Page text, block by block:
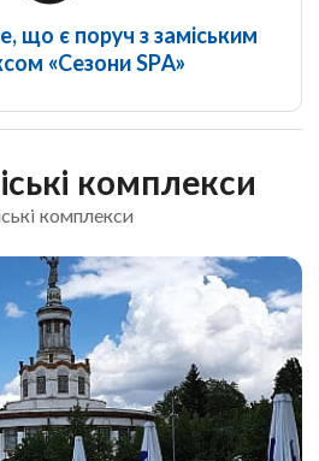
що є поруч з заміським
«Сезони SPA»
комплекси
комплекси